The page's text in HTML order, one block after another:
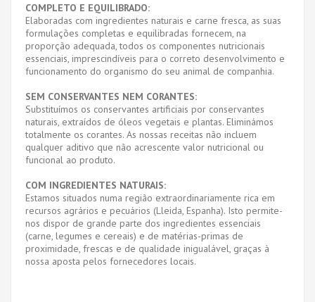
COMPLETO E EQUILIBRADO:
Elaboradas com ingredientes naturais e carne fresca, as suas
formulações completas e equilibradas fornecem, na
proporção adequada, todos os componentes nutricionais
essenciais, imprescindíveis para o correto desenvolvimento e
funcionamento do organismo do seu animal de companhia.
SEM CONSERVANTES NEM CORANTES:
Substituímos os conservantes artificiais por conservantes
naturais, extraídos de óleos vegetais e plantas. Eliminámos
totalmente os corantes. As nossas receitas não incluem
qualquer aditivo que não acrescente valor nutricional ou
funcional ao produto.
COM INGREDIENTES NATURAIS:
Estamos situados numa região extraordinariamente rica em
recursos agrários e pecuários (Lleida, Espanha). Isto permite-
nos dispor de grande parte dos ingredientes essenciais
(carne, legumes e cereais) e de matérias-primas de
proximidade, frescas e de qualidade inigualável, graças à
nossa aposta pelos fornecedores locais.